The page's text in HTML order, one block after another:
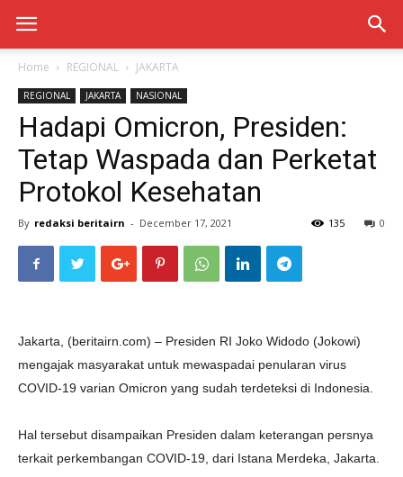
Home REGIONAL JAKARTA
REGIONAL JAKARTA NASIONAL
Hadapi Omicron, Presiden:
Tetap Waspada dan Perketat
Protokol Kesehatan
By redaksi beritairn - December 17, 2021 0
135
Jakarta, (beritairn.com) – Presiden RI Joko Widodo (Jokowi)
mengajak masyarakat untuk mewaspadai penularan virus
COVID-19 varian Omicron yang sudah terdeteksi di Indonesia.
Hal tersebut disampaikan Presiden dalam keterangan persnya
terkait perkembangan COVID-19, dari Istana Merdeka, Jakarta.